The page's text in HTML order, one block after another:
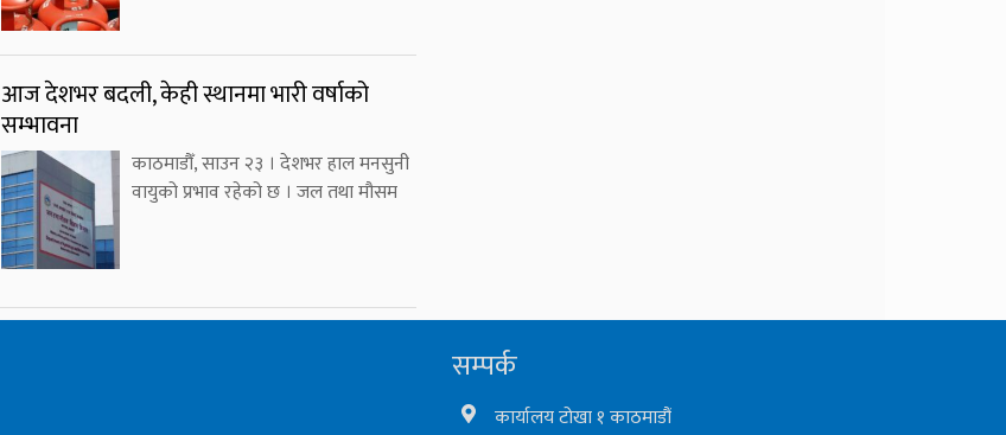
आज देशभर बदली, केही स्थानमा भारी वर्षाको
सम्भावना
काठमाडौँ, साउन २३ । देशभर हाल मनसुनी
वायुको प्रभाव रहेको छ । जल तथा मौसम
सम्पर्क
कार्यालय टोखा १ काठमाडौं